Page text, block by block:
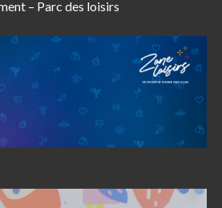
– Parc des loisirs